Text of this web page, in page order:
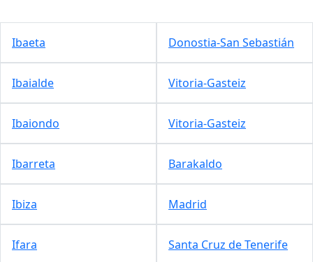
Ibaeta Donostia-San Sebastián
Ibaialde Vitoria-Gasteiz
Ibaiondo Vitoria-Gasteiz
Ibarreta Barakaldo
Ibiza Madrid
Ifara Santa Cruz de Tenerife